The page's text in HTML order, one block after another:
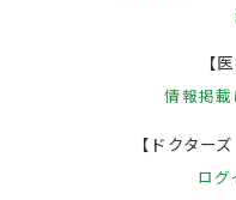
【
情報掲
【ドクター
ログ